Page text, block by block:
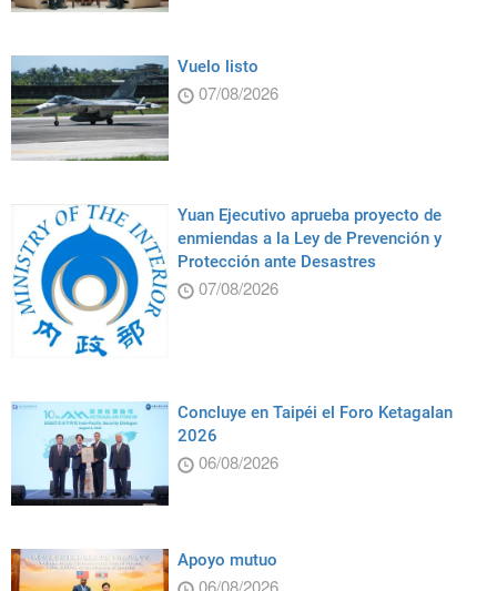
Vuelo listo
07/08/2026
Yuan Ejecutivo aprueba proyecto de
enmiendas a la Ley de Prevención y
Protección ante Desastres
07/08/2026
Concluye en Taipéi el Foro Ketagalan
2026
06/08/2026
Apoyo mutuo
06/08/2026